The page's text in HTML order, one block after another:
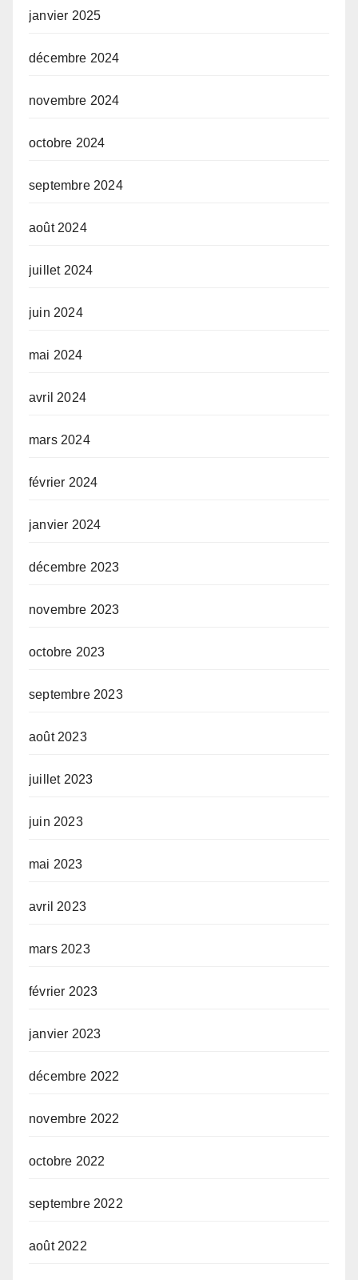
janvier 2025
décembre 2024
novembre 2024
octobre 2024
septembre 2024
août 2024
juillet 2024
juin 2024
mai 2024
avril 2024
mars 2024
février 2024
janvier 2024
décembre 2023
novembre 2023
octobre 2023
septembre 2023
août 2023
juillet 2023
juin 2023
mai 2023
avril 2023
mars 2023
février 2023
janvier 2023
décembre 2022
novembre 2022
octobre 2022
septembre 2022
août 2022